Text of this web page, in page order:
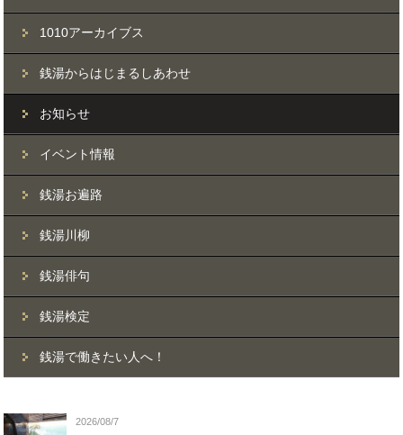
1010アーカイブス
銭湯からはじまるしあわせ
お知らせ
イベント情報
銭湯お遍路
銭湯川柳
銭湯俳句
銭湯検定
銭湯で働きたい人へ！
2026/08/7